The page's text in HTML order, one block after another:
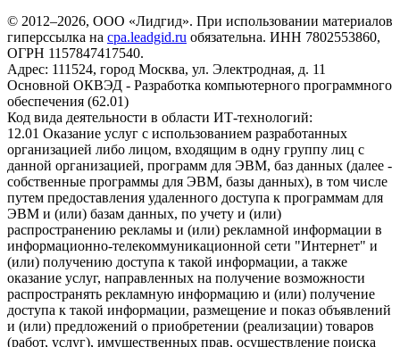
© 2012–2026, ООО «Лидгид». При использовании материалов
гиперссылка на cpa.leadgid.ru обязательна. ИНН 7802553860,
ОГРН 1157847417540.
Адрес: 111524, город Москва, ул. Электродная, д. 11
Основной ОКВЭД - Разработка компьютерного программного
обеспечения (62.01)
Код вида деятельности в области ИТ-технологий:
12.01 Оказание услуг с использованием разработанных
организацией либо лицом, входящим в одну группу лиц с
данной организацией, программ для ЭВМ, баз данных (далее -
собственные программы для ЭВМ, базы данных), в том числе
путем предоставления удаленного доступа к программам для
ЭВМ и (или) базам данных, по учету и (или)
распространению рекламы и (или) рекламной информации в
информационно-телекоммуникационной сети "Интернет" и
(или) получению доступа к такой информации, а также
оказание услуг, направленных на получение возможности
распространять рекламную информацию и (или) получение
доступа к такой информации, размещение и показ объявлений
и (или) предложений о приобретении (реализации) товаров
(работ, услуг), имущественных прав, осуществление поиска